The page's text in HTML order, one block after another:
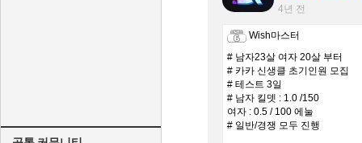
4년 전
Wish마스터
# 남자23살 여자 20살 부터
# 카카 신생클 초기인원 모집
# 테스트 3일
# 남자 킬뎃 : 1.0 /150
여자 : 0.5 / 100 에눌
# 일반/경쟁 모두 진행